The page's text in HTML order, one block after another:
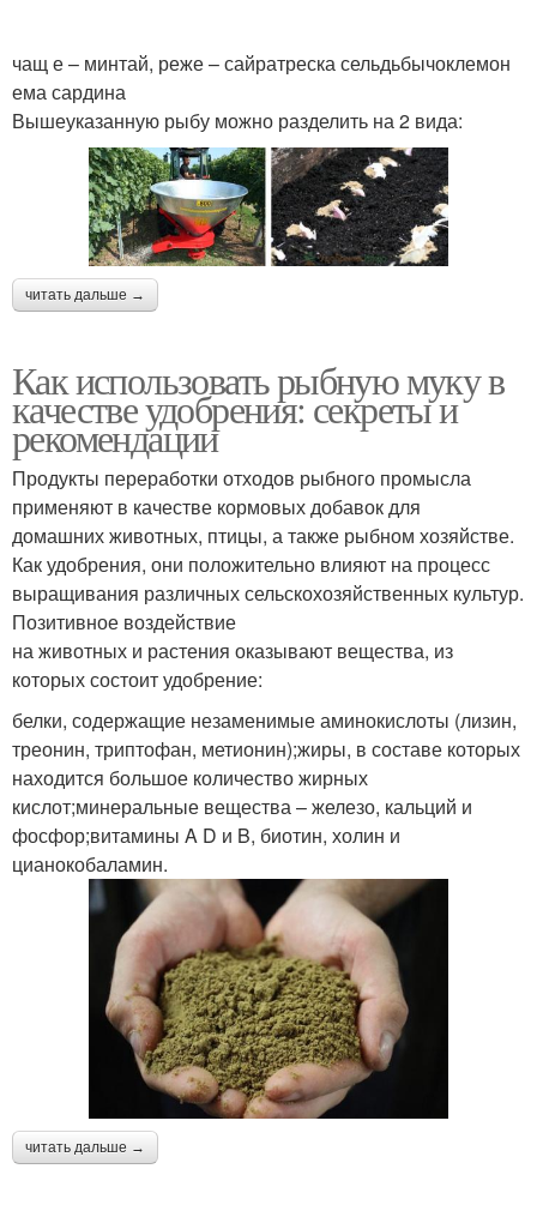
чащ е – минтай, реже – сайратреска сельдьбычоклемон
ема сардина
Вышеуказанную рыбу можно разделить на 2 вида:
читать дальше →
Как использовать рыбную муку в
качестве удобрения: секреты и
рекомендации
Продукты переработки отходов рыбного промысла
применяют в качестве кормовых добавок для
домашних животных, птицы, а также рыбном хозяйстве.
Как удобрения, они положительно влияют на процесс
выращивания различных сельскохозяйственных культур.
Позитивное воздействие
на животных и растения оказывают вещества, из
которых состоит удобрение:
белки, содержащие незаменимые аминокислоты (лизин,
треонин, триптофан, метионин);жиры, в составе которых
находится большое количество жирных
кислот;минеральные вещества – железо, кальций и
фосфор;витамины A D и B, биотин, холин и
цианокобаламин.
читать дальше →